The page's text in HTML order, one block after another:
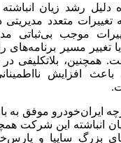
دلیل رشد زیان
تغییرات متعدد
موجب بی‌ثباتی
تغییر مسیر برنامه‌های
همچنین، بلاتکلیفی در
افزایش
ایران‌خودرو موفق به
انباشته این شرکت
بزرگ سایپا و